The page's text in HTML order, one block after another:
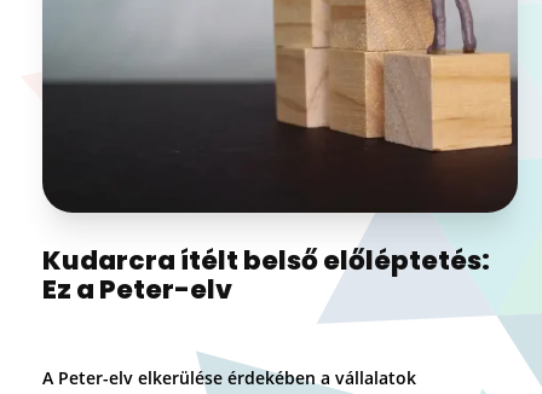
Kudarcra ítélt belső előléptetés:
Ez a Peter-elv
A Peter-elv elkerülése érdekében a vállalatok